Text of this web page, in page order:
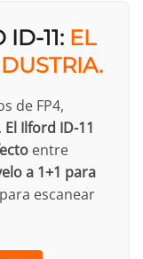
11: EL
de FP4,
El Ilford ID-11
entre
a 1+1 para
para escanear